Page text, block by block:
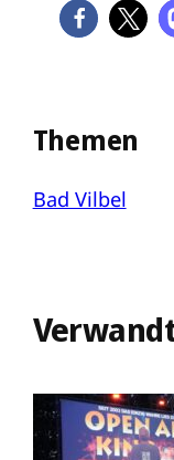
Themen
Bad Vilbel